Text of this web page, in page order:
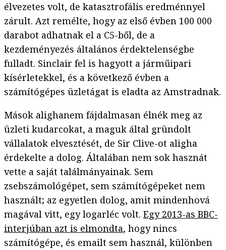
élvezetes volt, de katasztrofális eredménnyel
zárult. Azt remélte, hogy az első évben 100 000
darabot adhatnak el a C5-ből, de a
kezdeményezés általános érdektelenségbe
fulladt. Sinclair fel is hagyott a járműipari
kísérletekkel, és a következő évben a
számítógépes üzletágat is eladta az Amstradnak.
Mások alighanem fájdalmasan élnék meg az
üzleti kudarcokat, a maguk által gründolt
vállalatok elvesztését, de Sir Clive-ot aligha
érdekelte a dolog. Általában nem sok hasznát
vette a saját találmányainak. Sem
zsebszámológépet, sem számítógépeket nem
használt; az egyetlen dolog, amit mindenhová
magával vitt, egy logarléc volt. Egy 2013-as BBC-
interjúban azt is elmondta, hogy nincs
számítógépe, és emailt sem használ, különben